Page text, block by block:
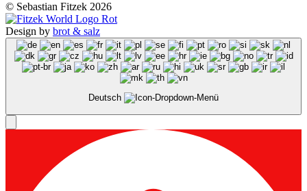
© Sebastian Fitzek 2026
Design by brot & salz
Deutsch